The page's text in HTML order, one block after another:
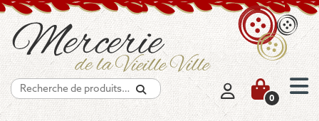
Recherche
0